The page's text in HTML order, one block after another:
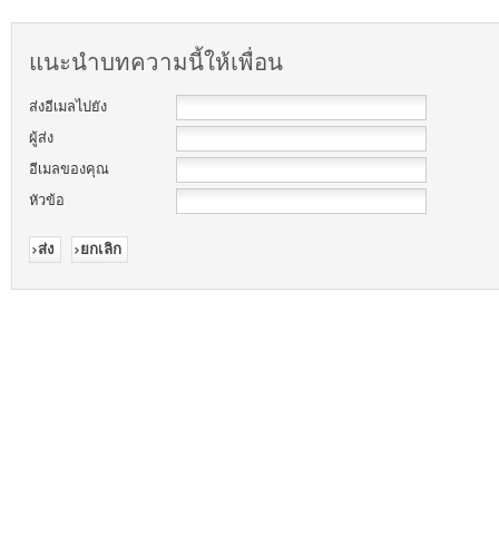
แนะนำบทความนี้ให้เพื่อน
ส่งอีเมลไปยัง
ผู้ส่ง
อีเมลของคุณ
หัวข้อ
ส่ง ยกเลิก